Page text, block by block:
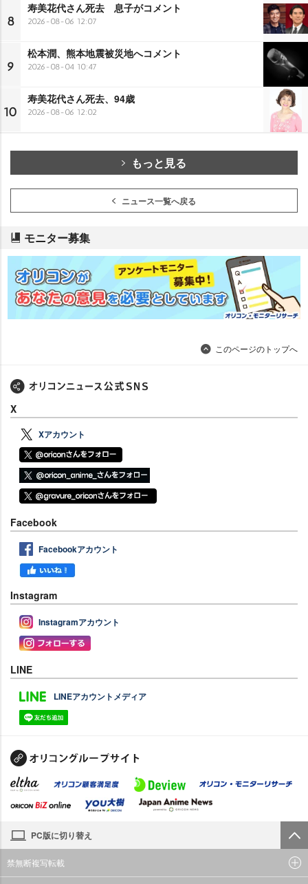
8
寿美花代さん死去 息子がコメント
2026-08-06 12:07
9
松本潤、熊本地震被災地へコメント
2026-08-04 10:47
10
寿美花代さん死去、94歳
2026-08-06 12:02
もっと見る
ニュース一覧へ戻る
モニター募集
このページのトップへ
X
Xアカウント
Facebook
Facebookアカウント
Instagram
Instagramアカウント
LINE
LINEアカウントメディア
PC版に切り替え
禁無断複写転載